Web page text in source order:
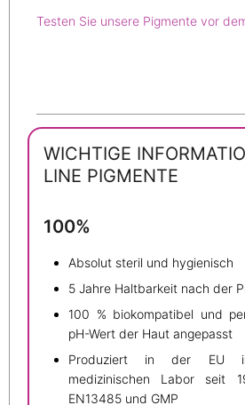
Testen Sie unsere Pigmente vor
WICHTIGE
LINE PIGMENTE
100%
Absolut steril und hygienisch
5 Jahre Haltbarkeit nach der
100 % biokompatibel und
pH-Wert der Haut angepasst
Produziert in der EU
medizinischen Labor seit
EN13485 und GMP